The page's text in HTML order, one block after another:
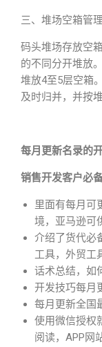
三、堆场空箱管理
码头堆场存放空
的不同分开堆放
堆放4至5层空箱
及时归并，并按
每月更新名录的
销售开发客户必
里面有每月可
境，亚马逊可
介绍了货代必
工具，外贸工
话术总结，如
开发技巧每月
每月更新全国
使用微信授权
阅读，APP网